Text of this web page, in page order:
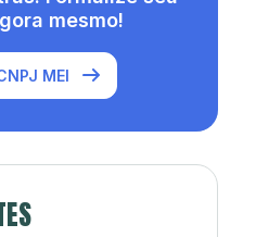
mesmo!
MEI